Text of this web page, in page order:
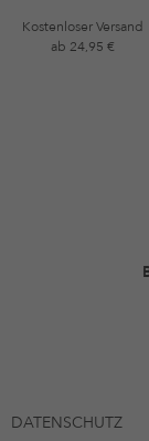
Kostenloser Versand
ab 24,95 €
DATENSCHUTZ